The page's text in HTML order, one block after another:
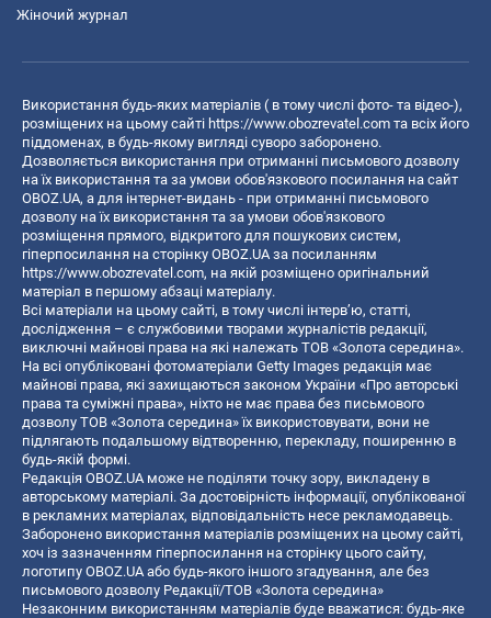
Жіночий журнал
Використання будь-яких матеріалів ( в тому числі фото- та відео-),
розміщених на цьому сайті https://www.obozrevatel.com та всіх його
піддоменах, в будь-якому вигляді суворо заборонено.
Дозволяється використання при отриманні письмового дозволу
на їх використання та за умови обов'язкового посилання на сайт
OBOZ.UA, а для інтернет-видань - при отриманні письмового
дозволу на їх використання та за умови обов'язкового
розміщення прямого, відкритого для пошукових систем,
гіперпосилання на сторінку OBOZ.UA за посиланням
https://www.obozrevatel.com, на якій розміщено оригінальний
матеріал в першому абзаці матеріалу.
Всі матеріали на цьому сайті, в тому числі інтерв’ю, статті,
дослідження – є службовими творами журналістів редакції,
виключні майнові права на які належать ТОВ «Золота середина».
На всі опубліковані фотоматеріали Getty Images редакція має
майнові права, які захищаються законом України «Про авторські
права та суміжні права», ніхто не має права без письмового
дозволу ТОВ «Золота середина» їх використовувати, вони не
підлягають подальшому відтворенню, перекладу, поширенню в
будь-якій формі.
Редакція OBOZ.UA може не поділяти точку зору, викладену в
авторському матеріалі. За достовірність інформації, опублікованої
в рекламних матеріалах, відповідальність несе рекламодавець.
Заборонено використання матеріалів розміщених на цьому сайті,
хоч із зазначенням гіперпосилання на сторінку цього сайту,
логотипу OBOZ.UA або будь-якого іншого згадування, але без
письмового дозволу Редакції/ТОВ «Золота середина»
Незаконним використанням матеріалів буде вважатися: будь-яке